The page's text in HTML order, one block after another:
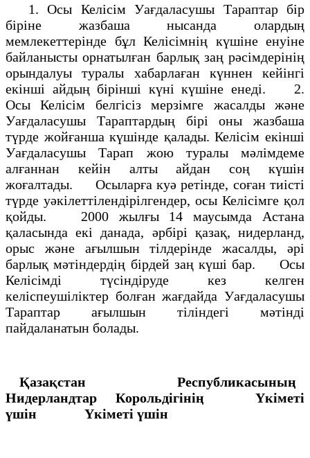
1. Осы Келiсiм Уағдаласушы Тараптар бiр
бiрiне жазбаша нысанда олардың
мемлекеттерiнде бұл Келiсiмнiң күшiне енуiне
байланысты орнатылған барлық заң рәсiмдерiнiң
орындалуы туралы хабарлаған күннен кейiнгi
екiншi айдың бiрiншi күнi күшiне енедi. 2.
Осы Келiсiм белгiсiз мерзiмге жасалды және
Уағдаласушы Тараптардың бiрi оны жазбаша
түрде жойғанша күшiнде қалады. Келiсiм екiншi
Уағдаласушы Тарап жою туралы мәлiмдеме
алғаннан кейiн алты айдан соң күшiн
жоғалтады. Осыларға куә ретiнде, соған тиісті
түрде уәкiлеттiлендiрiлгендер, осы Келiсiмге қол
қойды. 2000 жылғы 14 маусымда Астана
қаласында eкі данада, әрбiрi қазақ, нидерланд,
орыс және ағылшын тiлдерiнде жасалды, әрi
барлық мәтiндердiң бiрдей заң күшi бар. Осы
Келiсiмдi түсiндiруде кез келген
келiспеушiлiктер болған жағдайда Уағдаласушы
Тараптар ағылшын тiлiндегі мәтіндi
пайдаланатын болады.
Қазақстан Республикасының
Нидерландтар Корольдiгiнiң
Үкiметi
үшiн Үкiметi үшiн